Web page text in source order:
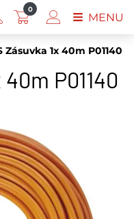
Zásuvka 1x 40m P01140
P01140
0
MENU